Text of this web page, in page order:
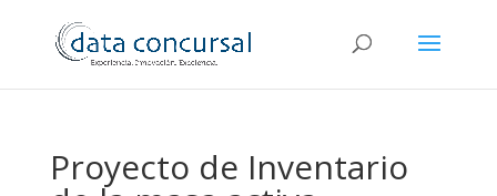
Proyecto de Inventario